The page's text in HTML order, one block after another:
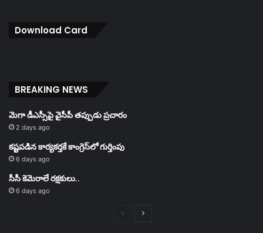
Download Card
BREAKING NEWS
మెగా డీఎస్సీపై వైసీపీ తప్పుడు ప్రచారం
2 days ago
కష్టపడిన కార్యకర్తకే కాంగ్రెస్‌లో గుర్తింపు
6 days ago
సీసీ కెమెరాలే రక్షకులు..
6 days ago
PreviousNext